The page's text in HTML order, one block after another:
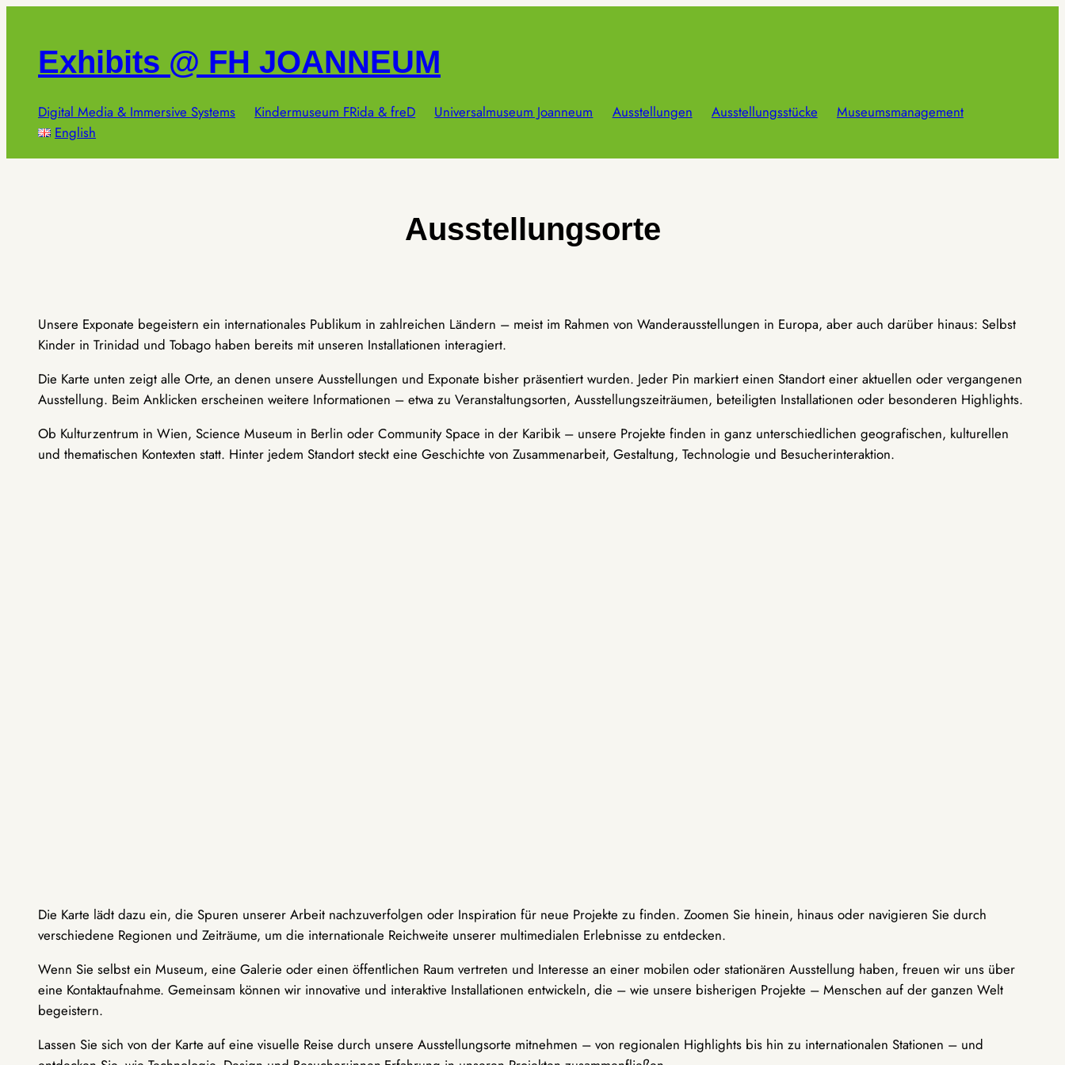
springenExhibits @ FH JOANNEUM
Digital Media & Immersive Systems Kindermuseum FRida & freD Universalmuseum Joanneum Ausstellungen Ausstellungsstücke
Museumsmanagement
English
Ausstellungsorte
Unsere Exponate begeistern ein internationales Publikum in zahlreichen Ländern – meist im Rahmen von Wanderausstellungen in Europa, aber auch darüber hinaus: Selbst
Kinder in Trinidad und Tobago haben bereits mit unseren Installationen interagiert.
Die Karte unten zeigt alle Orte, an denen unsere Ausstellungen und Exponate bisher präsentiert wurden. Jeder Pin markiert einen Standort einer aktuellen oder vergangenen
Ausstellung. Beim Anklicken erscheinen weitere Informationen – etwa zu Veranstaltungsorten, Ausstellungszeiträumen, beteiligten Installationen oder besonderen Highlights.
Ob Kulturzentrum in Wien, Science Museum in Berlin oder Community Space in der Karibik – unsere Projekte finden in ganz unterschiedlichen geografischen, kulturellen
und thematischen Kontexten statt. Hinter jedem Standort steckt eine Geschichte von Zusammenarbeit, Gestaltung, Technologie und Besucherinteraktion.
Die Karte lädt dazu ein, die Spuren unserer Arbeit nachzuverfolgen oder Inspiration für neue Projekte zu finden. Zoomen Sie hinein, hinaus oder navigieren Sie durch
verschiedene Regionen und Zeiträume, um die internationale Reichweite unserer multimedialen Erlebnisse zu entdecken.
Wenn Sie selbst ein Museum, eine Galerie oder einen öffentlichen Raum vertreten und Interesse an einer mobilen oder stationären Ausstellung haben, freuen wir uns über
eine Kontaktaufnahme. Gemeinsam können wir innovative und interaktive Installationen entwickeln, die – wie unsere bisherigen Projekte – Menschen auf der ganzen Welt
begeistern.
Lassen Sie sich von der Karte auf eine visuelle Reise durch unsere Ausstellungsorte mitnehmen – von regionalen Highlights bis hin zu internationalen Stationen – und